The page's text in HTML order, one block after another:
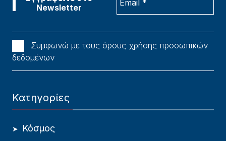
Συμφωνώ με τους όρους χρήσης προσωπικών
δεδομένων
Κατηγορίες
Κόσμος